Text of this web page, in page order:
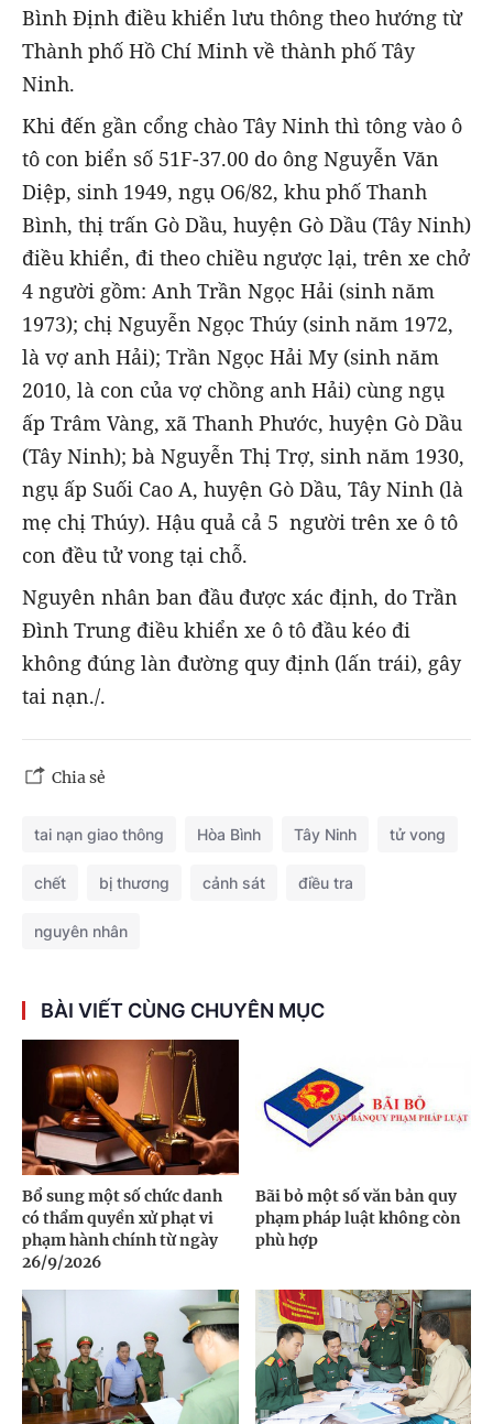
Bình Định điều khiển lưu thông theo hướng từ
Thành phố Hồ Chí Minh về thành phố Tây
Ninh.
Khi đến gần cổng chào Tây Ninh thì tông vào ô
tô con biển số 51F-37.00 do ông Nguyễn Văn
Diệp, sinh 1949, ngụ O6/82, khu phố Thanh
Bình, thị trấn Gò Dầu, huyện Gò Dầu (Tây Ninh)
điều khiển, đi theo chiều ngược lại, trên xe chở
4 người gồm: Anh Trần Ngọc Hải (sinh năm
1973); chị Nguyễn Ngọc Thúy (sinh năm 1972,
là vợ anh Hải); Trần Ngọc Hải My (sinh năm
2010, là con của vợ chồng anh Hải) cùng ngụ
ấp Trâm Vàng, xã Thanh Phước, huyện Gò Dầu
(Tây Ninh); bà Nguyễn Thị Trợ, sinh năm 1930,
ngụ ấp Suối Cao A, huyện Gò Dầu, Tây Ninh (là
mẹ chị Thúy). Hậu quả cả 5 người trên xe ô tô
con đều tử vong tại chỗ.
Nguyên nhân ban đầu được xác định, do Trần
Đình Trung điều khiển xe ô tô đầu kéo đi
không đúng làn đường quy định (lấn trái), gây
tai nạn./.
Chia sẻ
tai nạn giao thông Hòa Bình Tây Ninh tử vong
chết bị thương cảnh sát điều tra
nguyên nhân
BÀI VIẾT CÙNG CHUYÊN MỤC
Bổ sung một số chức danh
có thẩm quyền xử phạt vi
phạm hành chính từ ngày
26/9/2026
Bãi bỏ một số văn bản quy
phạm pháp luật không còn
phù hợp